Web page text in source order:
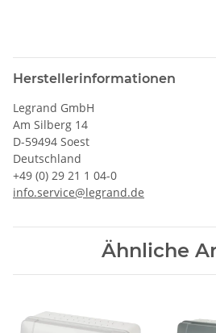
Herstellerinformationen
Legrand GmbH
Am Silberg 14
D-59494 Soest
Deutschland
+49 (0) 29 21 1 04-0
info.service@legrand.de
Ähnliche